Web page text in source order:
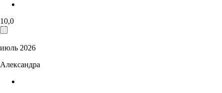
10,0
июль 2026
Александра